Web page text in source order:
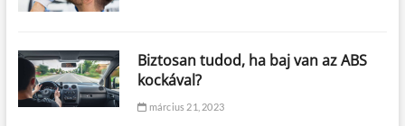
Biztosan tudod, ha baj van az ABS
kockával?
március 21, 2023